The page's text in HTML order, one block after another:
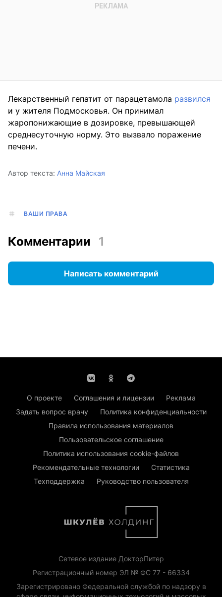
Лекарственный гепатит от парацетамола развился
и у жителя Подмосковья. Он принимал
жаропонижающие в дозировке, превышающей
среднесуточную норму. Это вызвало поражение
печени.
Автор текста: Анна Майская
ВАШИ ПРАВА
Комментарии 1
Написать комментарий
О проекте Соглашения и лицензии
Реклама
Задать вопрос врачу
Политика конфиденциальности
Правила использования материалов
Пользовательское соглашение
Политика использования cookie-файлов
Рекомендательные технологии
Статистика
Техподдержка
Руководство пользователя
Сетевое издание ДокторПитер
Регистрационный номер ЭЛ № ФС 77 - 66334
Зарегистрировано Федеральной службой по надзору в